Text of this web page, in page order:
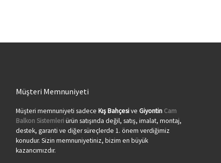
Müşteri Memnuniyeti
Müşteri memnuniyeti sadece Kış Bahçesive Giyontin Cam
Balkon Sistemleriürün satışında değil, satış, imalat, montaj,
destek, garanti ve diğer süreçlerde 1. önem verdiğimiz
konudur. Sizin memnuniyetiniz, bizim en büyük
kazancımızdır.